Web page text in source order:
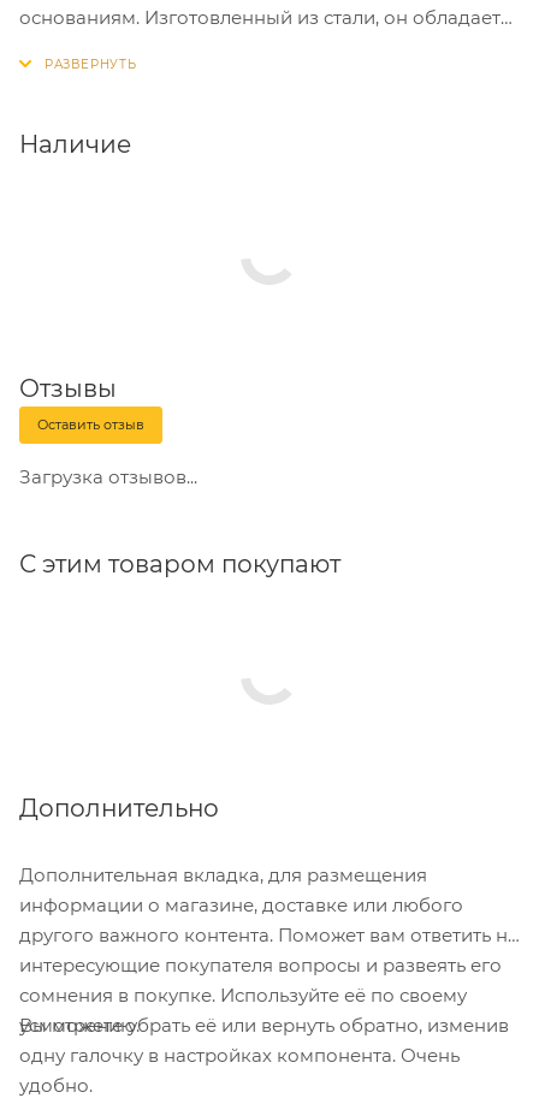
основаниям. Изготовленный из стали, он обладает
монтаж без предварительного сверления.
Наличие
Отзывы
Оставить отзыв
Загрузка отзывов...
С этим товаром покупают
Дополнительно
Дополнительная вкладка, для размещения
информации о магазине, доставке или любого
другого важного контента. Поможет вам ответить на
интересующие покупателя вопросы и развеять его
сомнения в покупке. Используйте её по своему
усмотрению.
Вы можете убрать её или вернуть обратно, изменив
одну галочку в настройках компонента. Очень
удобно.